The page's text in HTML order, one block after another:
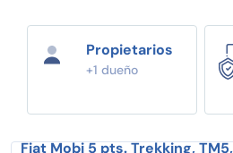
Propietarios
+1 dueño
Fiat Mobi 5 pts. Trekking,